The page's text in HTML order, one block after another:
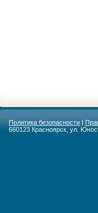
Политика безопасности|
660123 Красноярск, ул.